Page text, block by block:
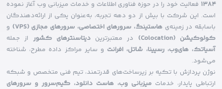
۱۳۸۴ فعالیت خود را در حوزه فناوری اطلاعات و خدمات میزبانی وب آغاز نموده
است. این شرکت با بیش از دو دهه تجربه، به‌عنوان یکی از ارائه‌دهندگان
باسابقه در زمینه‌ی هاستینگ، سرورهای اختصاصی، سرورهای مجازی (VPS)
و
کولوکیشن (Colocation)
در معتبرتریندیتاسنترهای کشور از جمله
آسیاتک، های‌وب، رسپینا، شاتل، افرانت و سایر مراکز داده مطرح، شناخته
می‌شود.
نوژن پردازش با تکیه بر زیرساخت‌های قدرتمند، تیم فنی متخصص و شبکه
ارتباطی پایدار، خدمات میزبانی وب، هاست دانلود، گیم‌سرور و سرورهای